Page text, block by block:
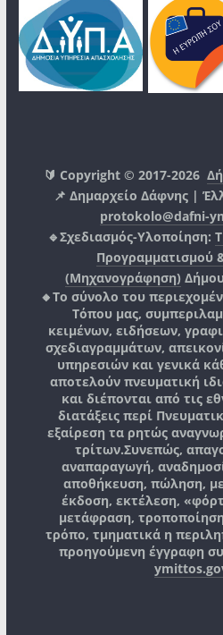
🔰 Copyright © 2017-2026
📌 Δημαρχείο Δάφνης |
protokolo@dafni-
🔹Σχεδιασμός-Υλοποίηση:
Προγραμματισμού
(Μηχανογράφηση)
🔸Το σύνολο του
Τόπου μας,
κειμένων, ειδήσεων,
σχεδιαγραμμάτων,
υπηρεσιών και γενικά
αποτελούν πνευματική
και διέπονται από τις
διατάξεις περί
εξαίρεση τα ρητώς
τρίτων.Συνεπώς,
αναπαραγωγή,
αποθήκευση, πώληση,
έκδοση, εκτέλεση,
μετάφραση,
τρόπο, τμηματικά η
προηγούμενη έγγραφη